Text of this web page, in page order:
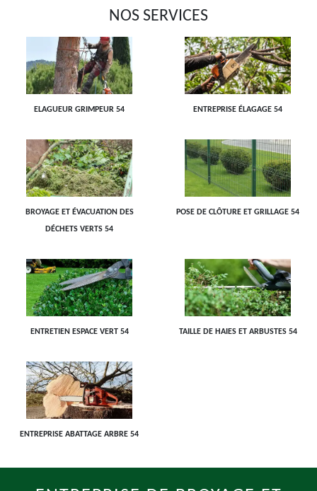
NOS SERVICES
ELAGUEUR GRIMPEUR 54 ENTREPRISE ÉLAGAGE 54
BROYAGE ET ÉVACUATION DES
DÉCHETS VERTS 54
POSE DE CLÔTURE ET GRILLAGE 54
ENTRETIEN ESPACE VERT 54 TAILLE DE HAIES ET ARBUSTES 54
ENTREPRISE ABATTAGE ARBRE 54